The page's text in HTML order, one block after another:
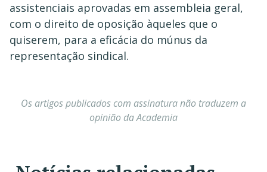
assistenciais aprovadas em assembleia geral,
com o direito de oposição àqueles que o
quiserem, para a eficácia do múnus da
representação sindical.
Os artigos publicados com assinatura não traduzem a
opinião da Academia